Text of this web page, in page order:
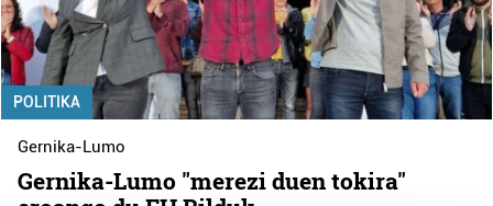
POLITIKA
Gernika-Lumo
Gernika-Lumo "merezi duen tokira"